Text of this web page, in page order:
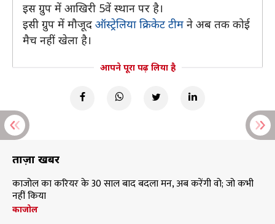
इस ग्रुप में आखिरी 5वें स्थान पर है।
इसी ग्रुप में मौजूद ऑस्ट्रेलिया क्रिकेट टीम ने अब तक कोई
मैच नहीं खेला है।
आपने पूरा पढ़ लिया है
ताज़ा खबरें
काजोल का करियर के 30 साल बाद बदला मन, अब करेंगी वो; जो कभी
नहीं किया
काजोल